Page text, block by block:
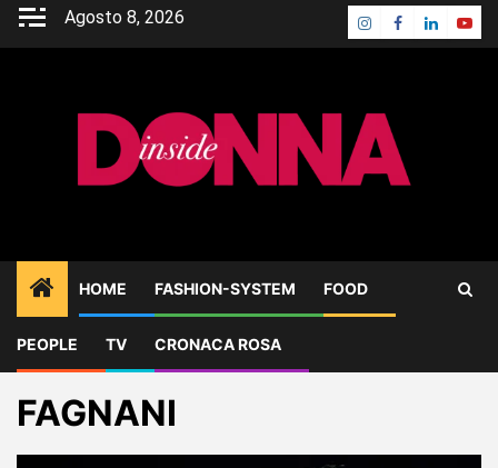
Skip
Agosto 8, 2026 Instagram
Facebook
Linkedin
HOME FASHION-SYSTEM FOOD
PEOPLE TV CRONACA ROSA
Home Blog FAGNANI
FAGNANI